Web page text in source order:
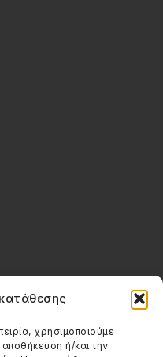
χρησιμοποιούμε
ή/και την